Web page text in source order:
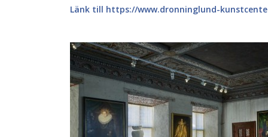
Länk till https://www.dronninglund-